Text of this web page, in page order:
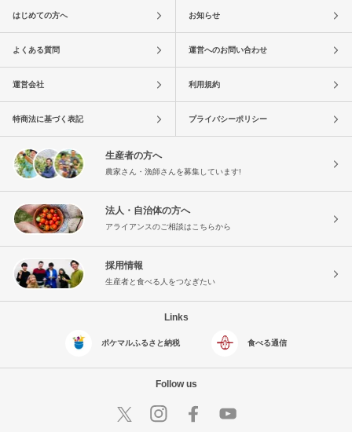
はじめての方へ お知らせ
よくある質問 運営へのお問い合わせ
運営会社 利用規約
特商法に基づく表記 プライバシーポリシー
生産者の方へ
農家さん・漁師さんを募集しています!
法人・自治体の方へ
アライアンスのご相談はこちらから
採用情報
生産者と食べる人をつなぎたい
Links
ポケマルふるさと納税 食べる通信
Follow us